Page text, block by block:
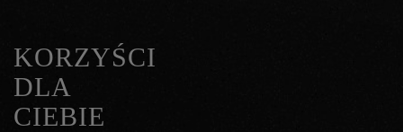
KORZYŚCI
DLA
CIEBIE